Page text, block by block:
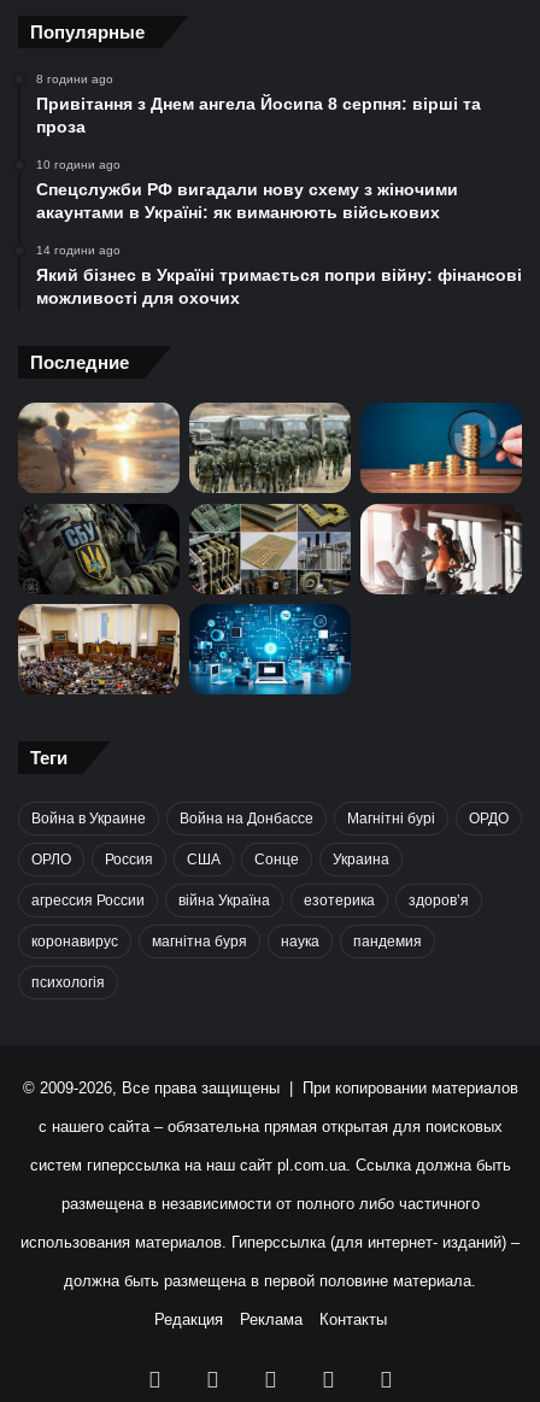
Популярные
8 години ago
Привітання з Днем ангела Йосипа 8 серпня: вірші та
проза
10 години ago
Спецслужби РФ вигадали нову схему з жіночими
акаунтами в Україні: як виманюють військових
14 години ago
Який бізнес в Україні тримається попри війну: фінансові
можливості для охочих
Последние
Теги
Война в Украине Война на Донбассе Магнітні бурі ОРДО
ОРЛО Россия США Сонце Украина
агрессия России війна Україна езотерика здоров’я
коронавирус магнітна буря наука пандемия
психологія
© 2009-2026, Все права защищены | При копировании материалов
с нашего сайта – обязательна прямая открытая для поисковых
систем гиперссылка на наш сайт pl.com.ua. Ссылка должна быть
размещена в независимости от полного либо частичного
использования материалов. Гиперссылка (для интернет- изданий) –
должна быть размещена в первой половине материала.
Редакция Реклама Контакты
Facebook YouTubeInstagram